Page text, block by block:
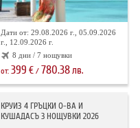
Дати от: 29.08.2026 г., 05.09.2026
г., 12.09.2026 г.
8 дни / 7 нощувки
от:399 € / 780.38 лв.
КРУИЗ 4 ГРЪЦКИ О-ВА И
КУШАДАСЪ 3 НОЩУВКИ 2026